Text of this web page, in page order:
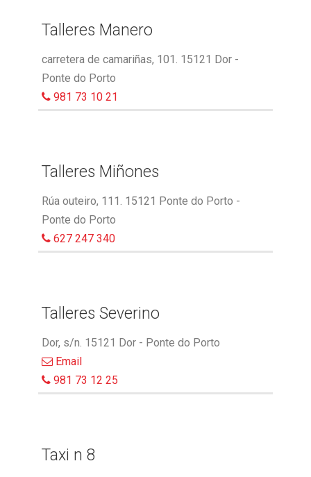
Talleres Manero
carretera de camariñas, 101. 15121 Dor -
Ponte do Porto
981 73 10 21
Talleres Miñones
Rúa outeiro, 111. 15121 Ponte do Porto -
Ponte do Porto
627 247 340
Talleres Severino
Dor, s/n. 15121 Dor - Ponte do Porto
Email
981 73 12 25
Taxi n 8